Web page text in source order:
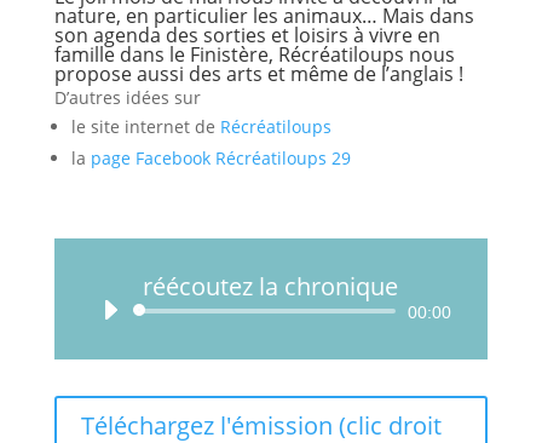
nature, en particulier les animaux… Mais dans
son agenda des sorties et loisirs à vivre en
famille dans le Finistère, Récréatiloups nous
propose aussi des arts et même de l’anglais !
D’autres idées sur
le site internet de Récréatiloups
la page Facebook Récréatiloups 29
réécoutez la chronique
Lecteur
00:00
Téléchargez l'émission (clic droit